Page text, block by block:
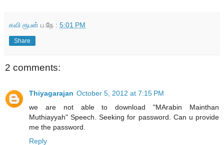
கவி ரூபன் ப.நே : 5:01 PM
Share
2 comments:
Thiyagarajan October 5, 2012 at 7:15 PM
we are not able to download "MArabin Mainthan
Muthiayyah" Speech. Seeking for password. Can u provide
me the password.
Reply